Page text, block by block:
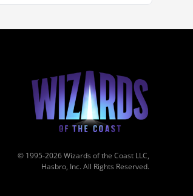
© 1995-2026 Wizards of the Coast LLC,
Hasbro, Inc. All Rights Reserved.